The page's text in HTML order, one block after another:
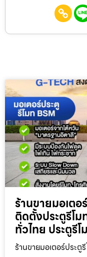
ร้านขายมอเตอ
ติดตั้งประตูรีโ
ทั่วไทย ประตูรี
ร้านขายมอเตอร์ประ